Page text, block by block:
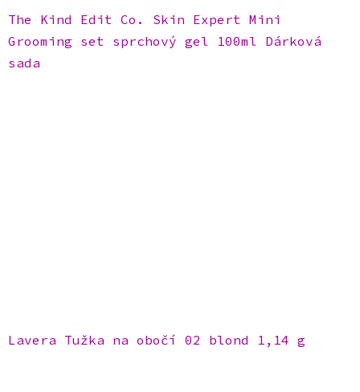
The Kind Edit Co. Skin Expert Mini
Grooming set sprchový gel 100ml Dárková
sada
Lavera Tužka na obočí 02 blond 1,14 g